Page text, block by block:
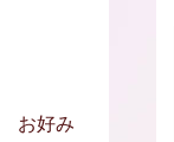
お好み